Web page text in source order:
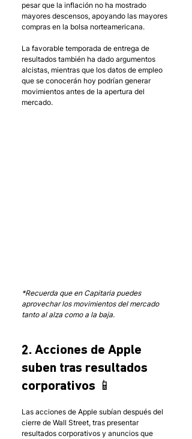
pesar que la inflación no ha mostrado
mayores descensos, apoyando las mayores
compras en la bolsa norteamericana.
La favorable temporada de entrega de
resultados también ha dado argumentos
alcistas, mientras que los datos de empleo
que se conocerán hoy podrían generar
movimientos antes de la apertura del
mercado.
*Recuerda que en Capitaria puedes
aprovechar los movimientos del mercado
tanto al alza como a la baja.
2. Acciones de Apple
suben tras resultados
corporativos 📱
Las acciones de Apple subían después del
cierre de Wall Street, tras presentar
resultados corporativos y anuncios que